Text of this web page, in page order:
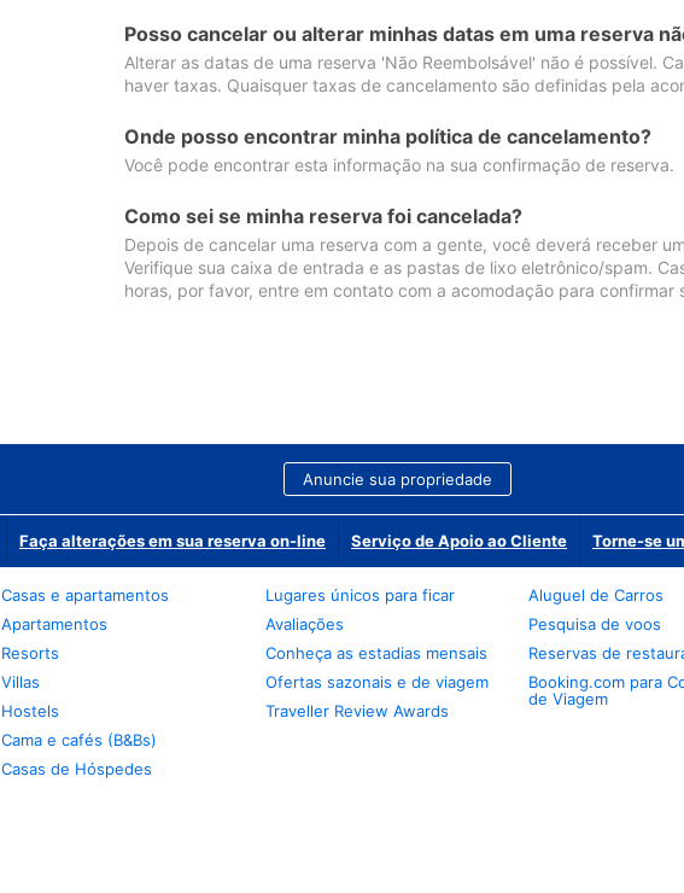
Posso cancelar ou alterar minhas datas em uma reserva
Alterar as datas de uma reserva 'Não Reembolsável' não é possível.
haver taxas. Quaisquer taxas de cancelamento são definidas pela
Onde posso encontrar minha política de cancelamento?
Você pode encontrar esta informação na sua confirmação de reserva.
Como sei se minha reserva foi cancelada?
Depois de cancelar uma reserva com a gente, você deverá receber
Verifique sua caixa de entrada e as pastas de lixo eletrônico/spam.
horas, por favor, entre em contato com a acomodação para confirmar
Anuncie sua propriedade
Faça alterações em sua reserva on-line Serviço de Apoio ao Cliente Torne-se
Casas e apartamentos
Apartamentos
Resorts
Villas
Hostels
Cama e cafés (B&Bs)
Casas de Hóspedes
Lugares únicos para ficar
Avaliações
Conheça as estadias mensais
Ofertas sazonais e de viagem
Traveller Review Awards
Aluguel de Carros
Pesquisa de voos
Reservas de
Booking.com para
de Viagem